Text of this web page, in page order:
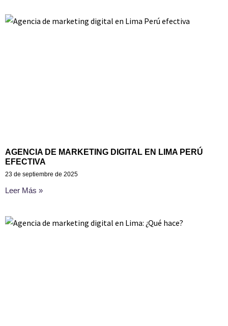
AGENCIA DE MARKETING DIGITAL EN LIMA PERÚ
EFECTIVA
23 de septiembre de 2025
Leer Más »